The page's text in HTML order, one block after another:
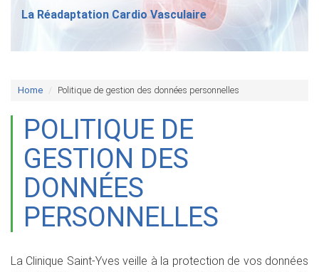
La Réadaptation Cardio Vasculaire
Home Politique de gestion des données personnelles
POLITIQUE DE
GESTION DES
DONNÉES
PERSONNELLES
La Clinique Saint-Yves veille à la protection de vos données